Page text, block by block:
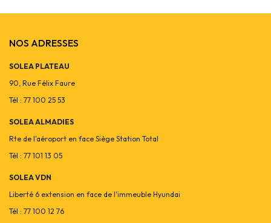
NOS ADRESSES
SOLEA PLATEAU
90, Rue Félix Faure
Tél : 77 100 25 53
SOLEA ALMADIES
Rte de l'aéroport en face Siège Station Total
Tél : 77 101 13 05
SOLEA VDN
Liberté 6 extension en face de l'immeuble Hyundai
Tél : 77 100 12 76